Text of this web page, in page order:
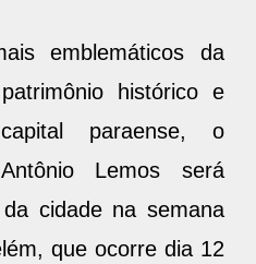
emblemáticos da
histórico e
paraense, o
Lemos será
cidade na semana
que ocorre dia 12